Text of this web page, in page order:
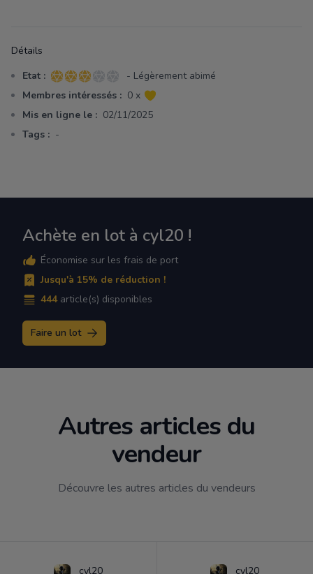
Détails
Etat : 3 sur 5 étoiles
- Légèrement abimé
Membres intéressés : 0 x
Mis en ligne le : 02/11/2025
Tags : -
Achète en lot à cyl20 !
Économise sur les frais de port
Jusqu'à 15% de réduction !
444 article(s) disponibles
Faire un lot
Autres articles du
vendeur
Découvre les autres articles du vendeurs
cyl20 cyl20